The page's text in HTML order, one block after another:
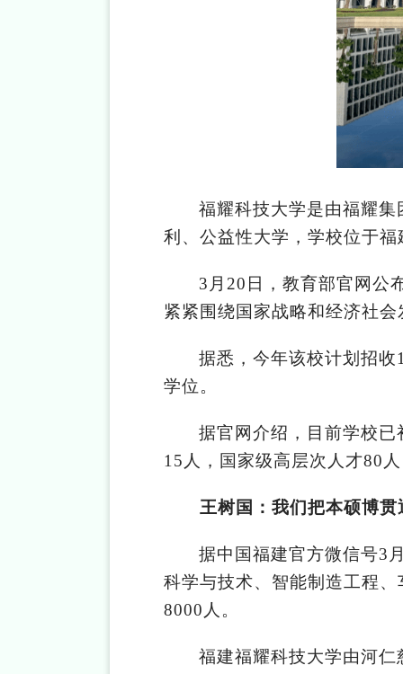
福耀科技大学是由福耀
利、公益性大学，学校位于
3 月20日，教育部官网公
紧紧围绕国家战略和经济社
据悉，今年该校计划招
学位。
据官网介绍，目前学校
15人，国家级高层次人才80
王树国：我们把本硕博
据中国福建官方微信号3
科学与技术、智能制造工程
8000人。
福建福耀科技大学由河